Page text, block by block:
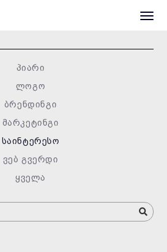
პიარი
ლოგო
ბრენდინგი
მარკეტინგი
საინტერესო
ვებ გვერდი
ყველა